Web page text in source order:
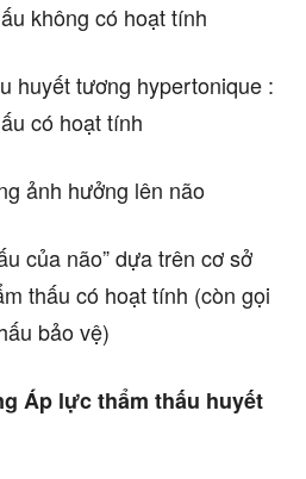
không có hoạt tính
huyết tương hypertonique :
có hoạt tính
ảnh hưởng lên não
của não” dựa trên cơ sở
thấu có hoạt tính (còn gọi
bảo vệ)
Áp lực thẩm thấu huyết